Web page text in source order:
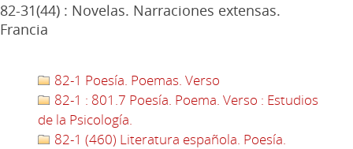
82-31(44) : Novelas. Narraciones extensas.
Francia
82-1 Poesía. Poemas. Verso
82-1 : 801.7 Poesía. Poema. Verso : Estudios
de la Psicología.
82-1 (460) Literatura española. Poesía.